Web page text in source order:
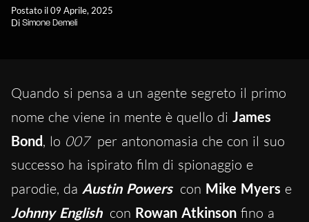
Postato il 09 Aprile, 2025
Di Simone Demeli
Quando si pensa a un agente segreto il primo
nome che viene in mente è quello di James
Bond, lo 007 per antonomasia che con il suo
successo ha ispirato film di spionaggio e
parodie, da Austin Powers con Mike Myers e
Johnny English con Rowan Atkinson fino a